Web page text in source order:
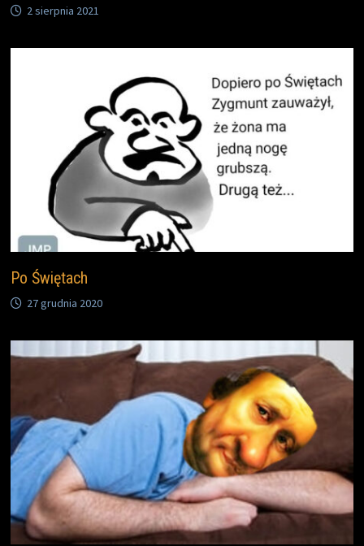
2 sierpnia 2021
Po Świętach
27 grudnia 2020